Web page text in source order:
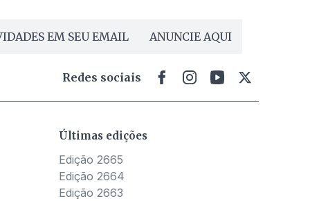
EM SEU EMAIL ANUNCIE AQUI
Redes sociais
Últimas edições
Edição 2665
Edição 2664
Edição 2663